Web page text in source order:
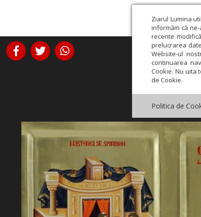
Ziarul Lumina
informăm că
recente
prelucrarea
Website-ul
continuarea
Cookie. Nu uita
de Cookie.
Politica de